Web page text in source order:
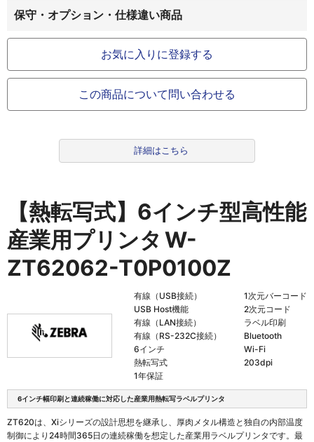
保守・オプション・仕様違い商品
お気に入りに登録する
この商品について問い合わせる
詳細はこちら
【熱転写式】6インチ型高性能
産業用プリンタ W-
ZT62062-T0P0100Z
有線（USB接続）
USB Host機能
有線（LAN接続）
有線（RS-232C接続）
6インチ
熱転写式
1年保証
1次元バーコード
2次元コード
ラベル印刷
Bluetooth
Wi-Fi
203dpi
6インチ幅印刷と連続稼働に対応した産業用熱転写ラベルプリンタ
ZT620は、Xiシリーズの設計思想を継承し、厚肉メタル構造と独自の内部温度
制御により24時間365日の連続稼働を想定した産業用ラベルプリンタです。最